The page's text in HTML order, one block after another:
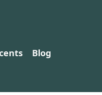
Blog